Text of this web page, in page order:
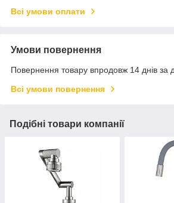
Всі умови оплати
Умови повернення
Повернення товару впродовж 14 днів за
Всі умови повернення
Подібні товари компанії